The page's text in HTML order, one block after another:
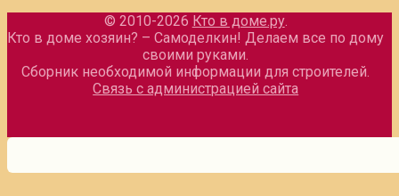
© 2010-2026 Кто в доме.ру.
Кто в доме хозяин? – Самоделкин! Делаем все по дому
своими руками.
Сборник необходимой информации для строителей.
Связь с администрацией сайта